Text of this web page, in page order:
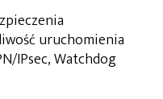
uruchomienia
IPsec, Watchdog